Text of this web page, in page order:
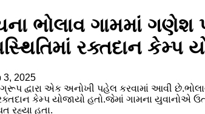
ભોલાવ ગામમાં ગણેશ
રક્તદાન કેમ્પ
3, 2025
દ્વારા એક અનોખી પહેલ કરવામાં આવી
કેમ્પ યોજાયો હતો.જેમાં ગામના યુવાનોએ
રહ્યા હતા.